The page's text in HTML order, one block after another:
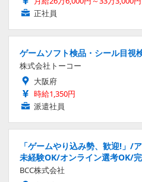
正社員
ゲームソフト検品・シール目視
株式会社トーコー
大阪府
時給1,350円
派遣社員
「ゲームやり込み勢、歓迎!」/
未経験OK/オンライン選考OK/
BCC株式会社